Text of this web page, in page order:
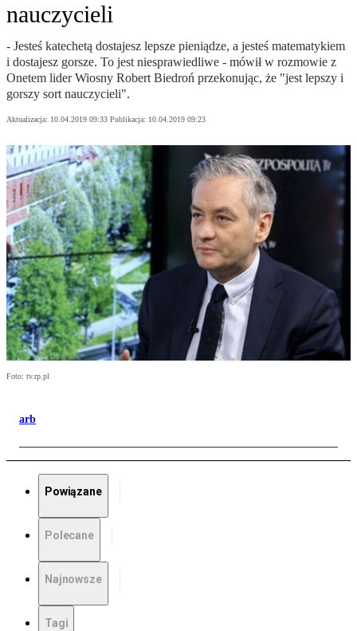
nauczycieli
- Jesteś katechetą dostajesz lepsze pieniądze, a jesteś matematykiem
i dostajesz gorsze. To jest niesprawiedliwe - mówił w rozmowie z
Onetem lider Wiosny Robert Biedroń przekonując, że "jest lepszy i
gorszy sort nauczycieli".
Aktualizacja: 10.04.2019 09:33 Publikacja: 10.04.2019 09:23
Foto: tv.rp.pl
arb
Powiązane
Polecane
Najnowsze
Tagi